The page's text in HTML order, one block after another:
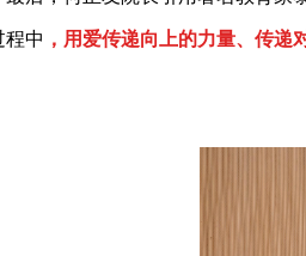
程中 ，用爱传递向上的力量、传